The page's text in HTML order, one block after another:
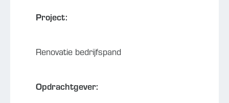
Project:
Renovatie bedrijfspand
Opdrachtgever: